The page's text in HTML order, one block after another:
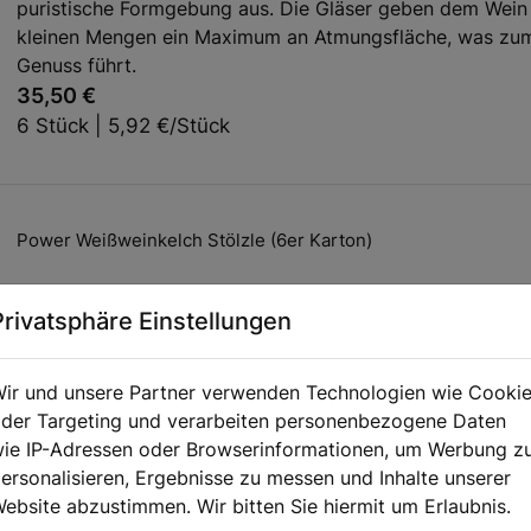
Einstellungen
und unsere Partner verwenden Technologien wie
Targeting und verarbeiten personenbezogene Daten
IP-Adressen oder Browserinformationen, um Werbung
Ergebnisse zu messen und Inhalte unserer
abzustimmen. Wir bitten Sie hiermit um Erlaubnis.
puristische Formgebung aus. Die Gläser geben dem
kleinen Mengen ein Maximum an Atmungsfläche, was
Genuss führt.
35,50 €
6 Stück | 5,92 €/Stück
Power Weißweinkelch Stölzle (6er Karton)
puristische Formgebung aus. Die Gläser geben dem
kleinen Mengen ein Maximum an Atmungsfläche, was
Genuss führt.
26,49 €
6 Stück | 4,42 €/Stück